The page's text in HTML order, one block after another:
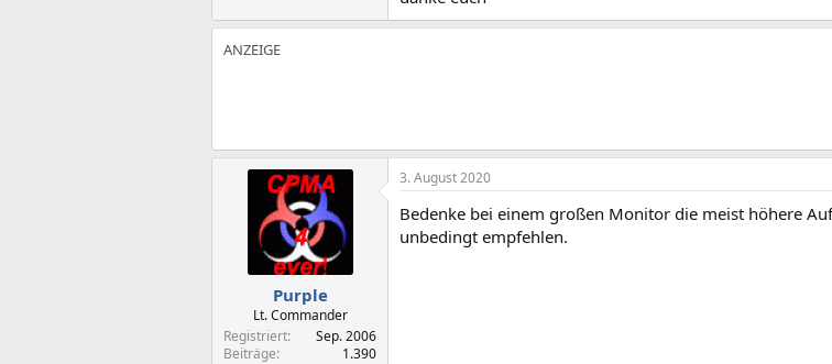
Purple
Lt. Commander
Registriert
Sep. 2006
Beiträge
1.390
3. August 2020
Bedenke bei einem großen Monitor die meist höhere
unbedingt empfehlen.